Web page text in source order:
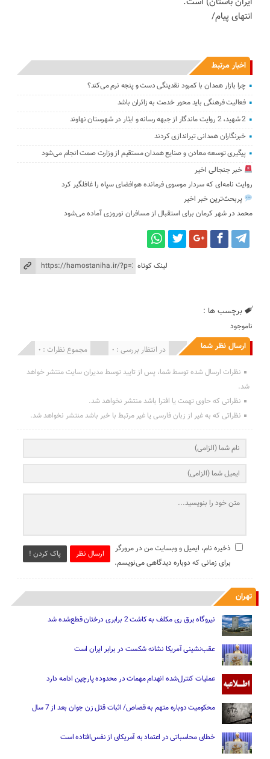
انتهای پیام/
اخبار مرتبط
چرا بازار همدان با کمبود نقدینگی دست و پنجه نرم می‌کند؟
فعالیت فرهنگی باید محور خدمت به زائران باشد
2 شهید، 2 روایت ماندگار از جبهه رسانه و ایثار در شهرستان نهاوند
خبرنگاران همدانی تیراندازی کردند
پیگیری توسعه معادن و صنایع همدان مستقیم از وزارت صمت انجام می‌شود
خبر جنجالی اخیر
روایت نامه‌ای که سردار موسوی فرمانده هوافضای سپاه را غافلگیر کرد
پربحث‌ترین خبر اخیر
محمد درشهر کرمان برای استقبال از مسافران نوروزی آماده می‌شود
لینک کوتاه
برچسب ها :
ناموجود
ارسال نظر شما مجموع نظرات : 0 در انتظار بررسی : 0 انتشار یافته : 0
نظرات ارسال شده توسط شما، پس از تایید توسط مدیران سایت منتشر خواهد
شد.
نظراتی که حاوی تهمت یا افترا باشد منتشر نخواهد شد.
نظراتی که به غیر از زبان فارسی یا غیر مرتبط با خبر باشد منتشر نخواهد شد.
ارسال نظر پاک کردن !
ذخیره نام، ایمیل و وبسایت من در مرورگر
برای زمانی که دوباره دیدگاهی می‌نویسم.
تهران
نیروگاه برق ری مکلف به کاشت 2 برابری درختان قطع‌شده شد
عقب‌نشینی آمریکا نشانه شکست در برابر ایران است
عملیات کنترل‌شده انهدام مهمات در محدوده پارچین ادامه دارد
محکومیت دوباره متهم به قصاص/ اثبات قتل زن جوان بعد از 7 سال
خطای محاسباتی در اعتماد به آمریکای از نفس‌افتاده است